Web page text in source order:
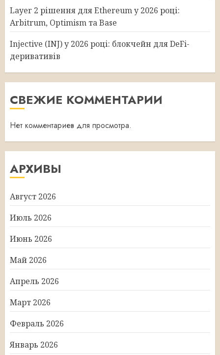
Layer 2 рішення для Ethereum у 2026 році:
Arbitrum, Optimism та Base
Injective (INJ) у 2026 році: блокчейн для DeFi-
деривативів
СВЕЖИЕ КОММЕНТАРИИ
Нет комментариев для просмотра.
АРХИВЫ
Август 2026
Июль 2026
Июнь 2026
Май 2026
Апрель 2026
Март 2026
Февраль 2026
Январь 2026